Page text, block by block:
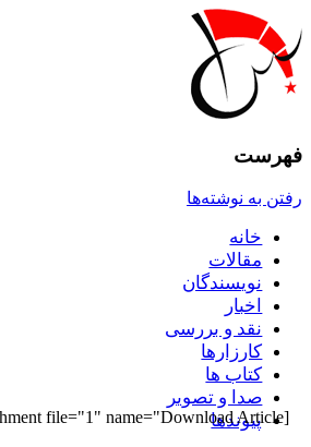
فهرست
رفتن به نوشته‌ها
خانه
مقالات
نويسندگان
اخبار
نقد و بررسى
کارزارها
کتاب ها
صدا و تصوير
پيوندها
[pdf_attachment file="1" name="Download Article"]